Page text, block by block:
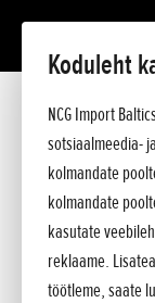
Koduleht
NCG Import
sotsiaalmeedia-
kolmandate
kolmandate
kasutate
reklaame.
töötleme, saate
Tutvustus
Tehnilised andmed
Hinnakiri
Küsi lisa
KÜSI